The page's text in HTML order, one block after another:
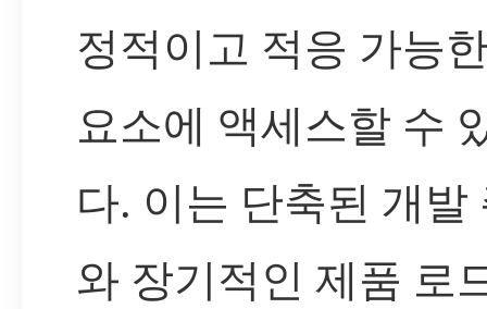
정적이고 적응 가능
요소에 액세스할 수
다. 이는 단축된 개발
와 장기적인 제품 로